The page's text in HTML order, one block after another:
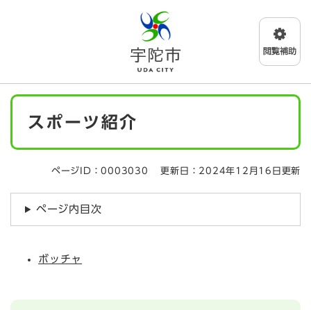
メニューを飛ばして本文へ
本
スポーツ紹介
ページID：0003030 更新日：2024年12月16日更新
ページ内目次
ボッチャ